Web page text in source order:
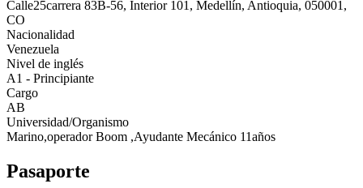
Calle25carrera 83B-56, Interior 101, Medellín, Antioquia, 050001,
CO
Nacionalidad
Venezuela
Nivel de inglés
A1 - Principiante
Cargo
AB
Universidad/Organismo
Marino,operador Boom ,Ayudante Mecánico 11años
Pasaporte